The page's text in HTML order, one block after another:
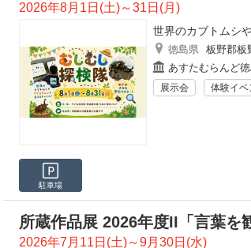
2026年8月1日(土)～31日(月)
世界のカブトムシ
徳島県 板野郡板
あすたむらんど
展示会 体験イベ
駐車場
所蔵作品展 2026年度II「言葉を
2026年7月11日(土)～9月30日(水)